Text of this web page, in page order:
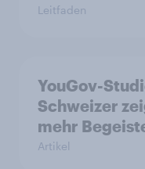
Leitfaden
YouGov-
Schweizer
mehr
Artikel